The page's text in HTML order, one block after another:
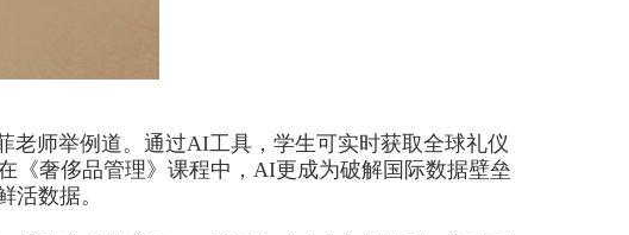
老师举例道。通过AI工具，学生可实时获取全球礼仪
《奢侈品管理》课程中， AI更成为破解国际数据壁垒
活数据。